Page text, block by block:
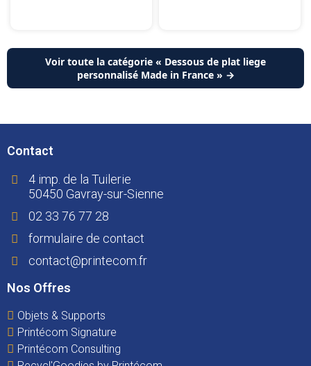
Voir toute la catégorie « Dessous de plat liege
personnalisé Made in France » →
Contact
4 imp. de la Tuilerie
50450 Gavray-sur-Sienne
02 33 76 77 28
formulaire de contact
contact@printecom.fr
Nos Offres
Objets & Supports
Printécom Signature
Printécom Consulting